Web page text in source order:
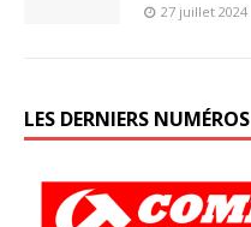
27 juillet 2024
LES DERNIERS NUMÉROS